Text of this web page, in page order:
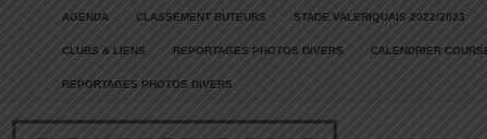
AGENDA CLASSEMENT BUTEURS STADE VALERIQUAIS 2022/2023
CLUBS & LIENS REPORTAGES PHOTOS DIVERS CALENDRIER
REPORTAGES PHOTOS DIVERS